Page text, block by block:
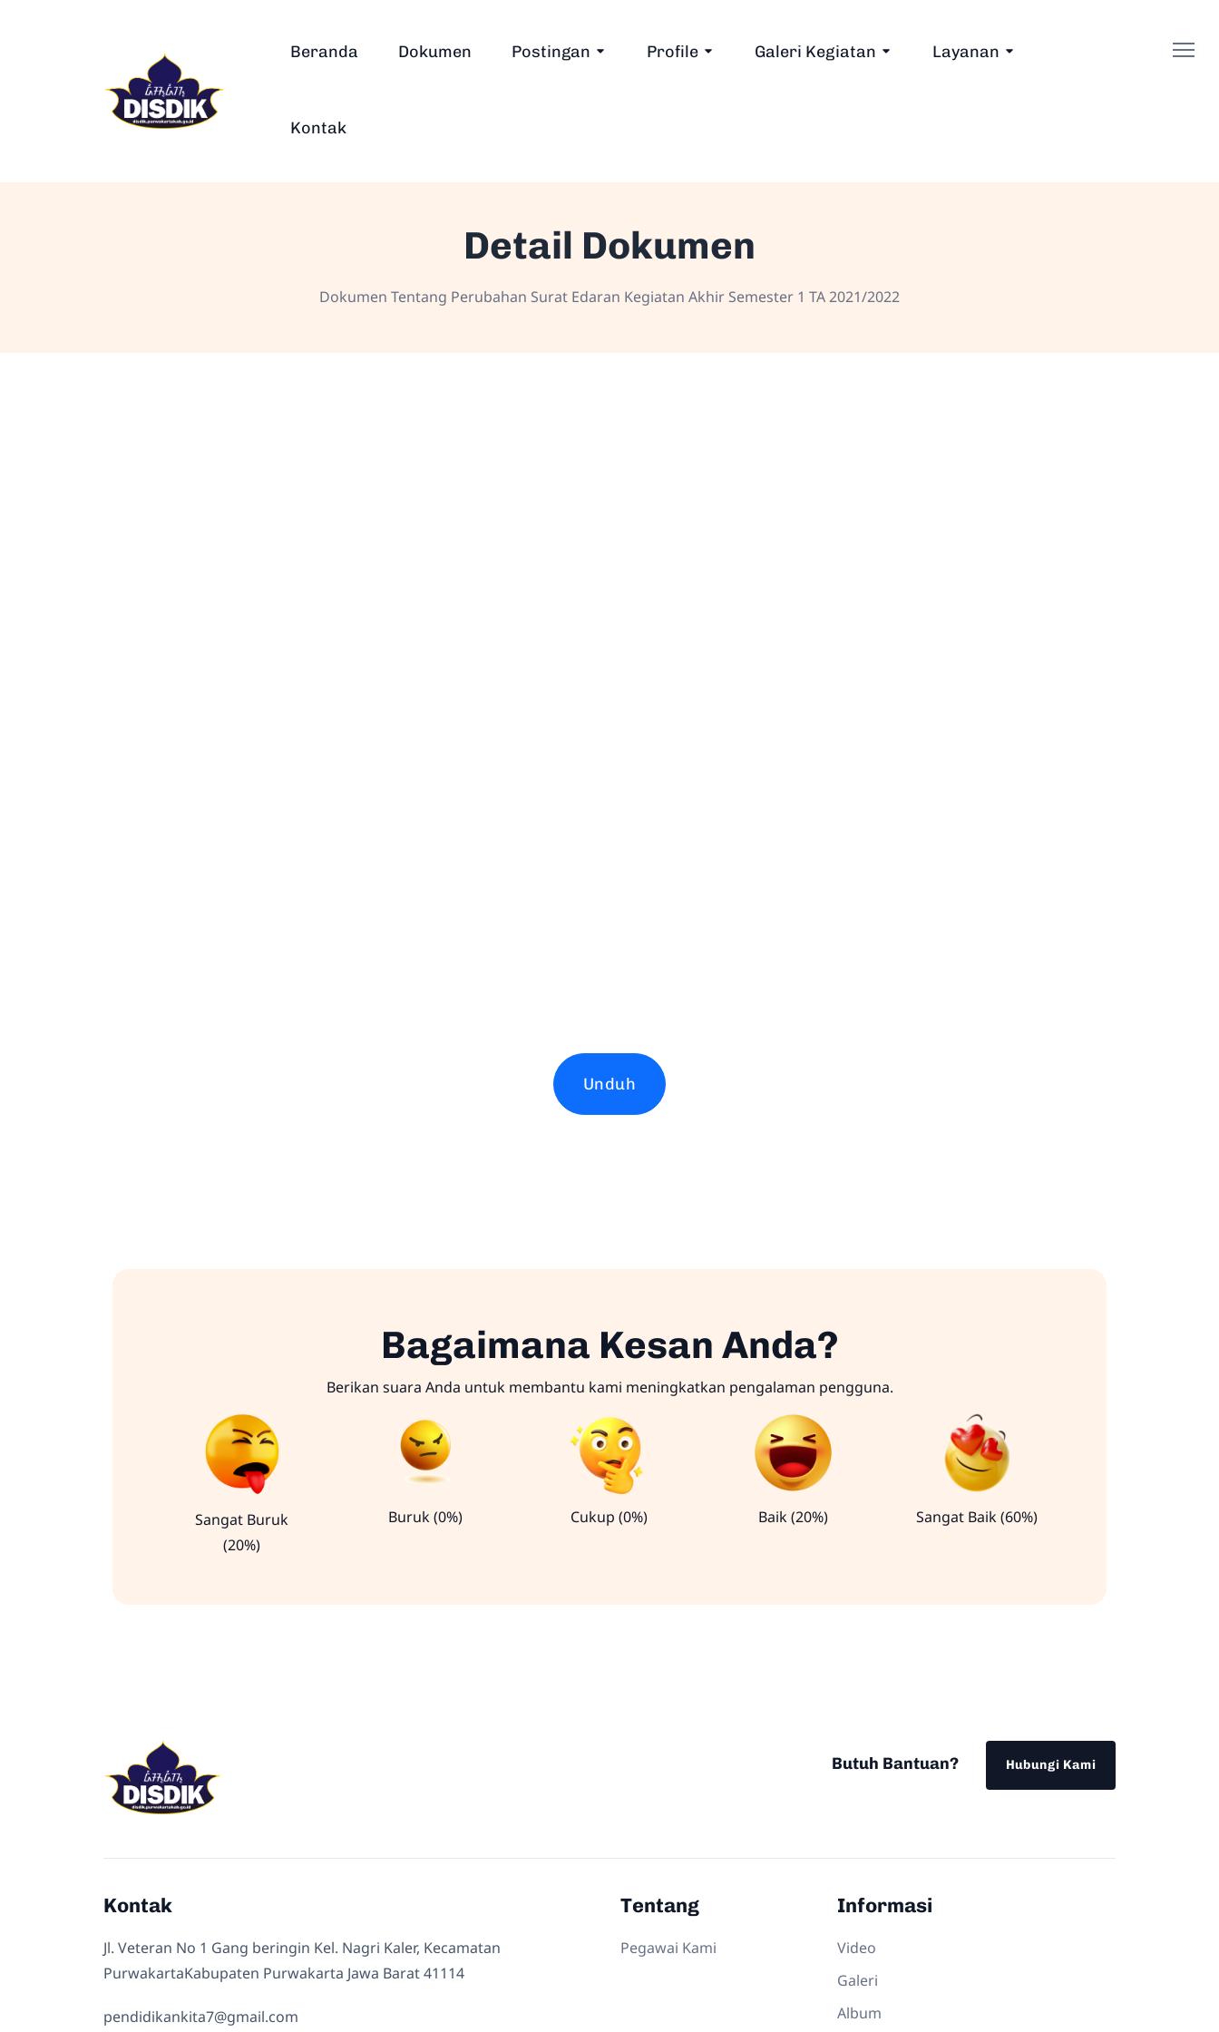
Beranda Dokumen Postingan Profile Galeri Kegiatan Layanan
Kontak
Detail Dokumen
Dokumen Tentang Perubahan Surat Edaran Kegiatan Akhir Semester 1 TA 2021/2022
Unduh
Bagaimana Kesan Anda?
Berikan suara Anda untuk membantu kami meningkatkan pengalaman pengguna.
Sangat Buruk
(20%)
Buruk (0%) Cukup (0%) Baik (20%) Sangat Baik (60%)
Butuh Bantuan? Hubungi Kami
Kontak
Jl. Veteran No 1 Gang beringin Kel. Nagri Kaler, Kecamatan
PurwakartaKabupaten Purwakarta Jawa Barat 41114
pendidikankita7@gmail.com
Tentang
Pegawai Kami
Informasi
Video
Galeri
Album